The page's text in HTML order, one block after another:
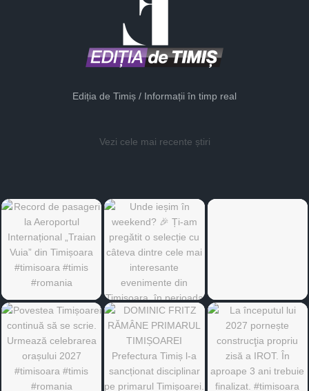
Ediția de Timiș / Informații în timp real
Vezi cele mai recente știri